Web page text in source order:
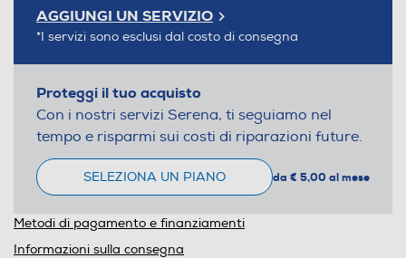
AGGIUNGI UN SERVIZIO
*I servizi sono esclusi dal costo di consegna
Proteggi il tuo acquisto
Con i nostri servizi Serena, ti seguiamo nel
tempo e risparmi sui costi di riparazioni future.
SELEZIONA UN PIANO da € 5,00 al mese
Metodi di pagamento e finanziamenti
Informazioni sulla consegna